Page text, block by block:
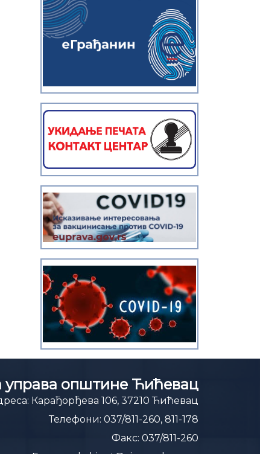
општине Ћићевац
Карађорђева 106, 37210 Ћићевац
Телефони: 037/811-260, 811-178
Факс: 037/811-260